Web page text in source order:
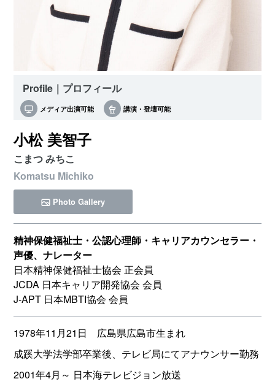
Profile｜プロフィール
メディア出演可能 講演・登壇可能
小松 美智子
こまつ みちこ
Komatsu Michiko
Photo Gallery
精神保健福祉士・公認心理師・キャリアカウンセラー・
声優、ナレーター
日本精神保健福祉士協会 正会員
JCDA 日本キャリア開発協会 会員
J-APT 日本MBTI協会 会員
1978年11月21日 広島県広島市生まれ
成蹊大学法学部卒業後、テレビ局にてアナウンサー勤務
2001年4月～ 日本海テレビジョン放送